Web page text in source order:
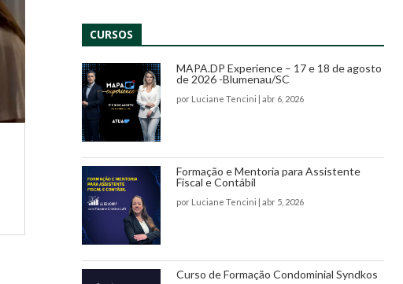
CURSOS
MAPA.DP Experience – 17 e 18 de agosto
de 2026 -Blumenau/SC
por Luciane Tencini | abr 6, 2026
Formação e Mentoria para Assistente
Fiscal e Contábil
por Luciane Tencini | abr 5, 2026
Curso de Formação Condominial Syndkos